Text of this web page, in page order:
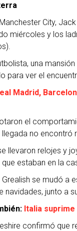
City,
miércoles y los
una
para ver el
Madrid,
el
llegada no encontró
llevaron relojes y
estaban en la
Grealish se mudó
navidades, junto a
Italia
confirmó que